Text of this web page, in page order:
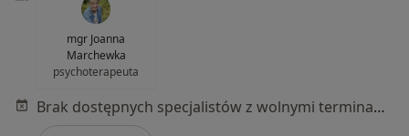
mgr Joanna
Marchewka
psychoterapeuta
Brak dostępnych specjalistów z wolnymi terminami w tym centrum medycznym.